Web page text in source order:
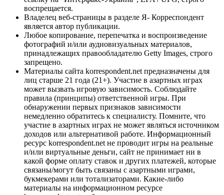
воспрещается.
Владелец веб-страницы в разделе Я- Корреспондент
является автор публикации.
Любое копирование, перепечатка и воспроизведение
фотографий и/или аудиовизуальных материалов,
принадлежащих правообладателю Getty Images, строго
запрещено.
Материалы сайта korrespondent.net предназначены для
лиц старше 21 года (21+). Участие в азартных играх
может вызвать игровую зависимость. Соблюдайте
правила (принципы) ответственной игры. При
обнаружении первых признаков зависимости
немедленно обратитесь к специалисту. Помните, что
участие в азартных играх не может являться источником
доходов или альтернативой работе. Информационный
ресурс korrespondent.net не проводит игры на реальные
и/или виртуальные деньги, сайт не принимает ни в
какой форме оплату ставок и других платежей, которые
связаны/могут быть связаны с азартными играми,
букмекерами или тотализаторами. Какие-либо
материалы на информационном ресурсе